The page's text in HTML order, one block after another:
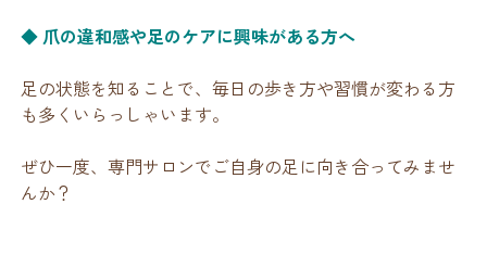
◆ 爪の違和感や足のケアに興味がある方へ
足の状態を知ることで、毎日の歩き方や習慣が変わる方
も多くいらっしゃいます。
ぜひ一度、専門サロンでご自身の足に向き合ってみませ
んか？